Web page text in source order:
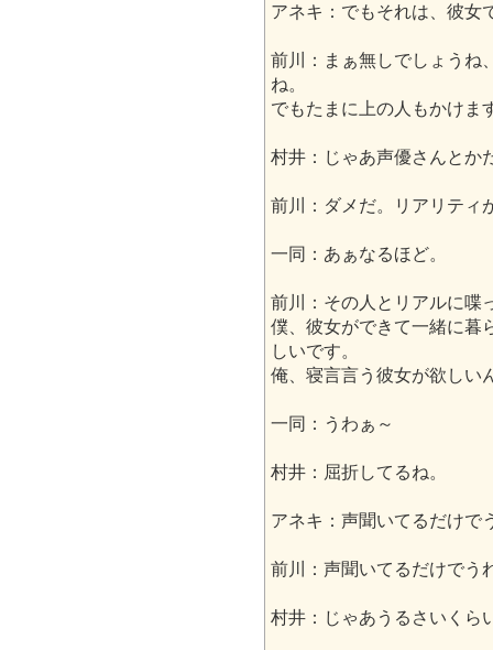
アネキ：でもそれは、彼女
前川：まぁ無しでしょうね
ね。
でもたまに上の人もかけま
村井：じゃあ声優さんとか
前川：ダメだ。リアリティ
一同：あぁなるほど。
前川：その人とリアルに喋
僕、彼女ができて一緒に暮
しいです。
俺、寝言言う彼女が欲しい
一同：うわぁ～
村井：屈折してるね。
アネキ：声聞いてるだけで
前川：声聞いてるだけでう
村井：じゃあうるさいくら